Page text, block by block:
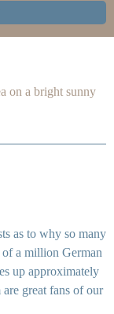
as to why so many
a million German
up approximately
great fans of our